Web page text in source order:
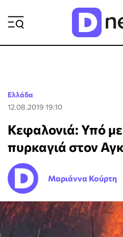
Ελλάδα
12.08.2019 19:10
Κεφαλονιά: Υπό
πυρκαγιά στον
Μαριάννα Κούρτη